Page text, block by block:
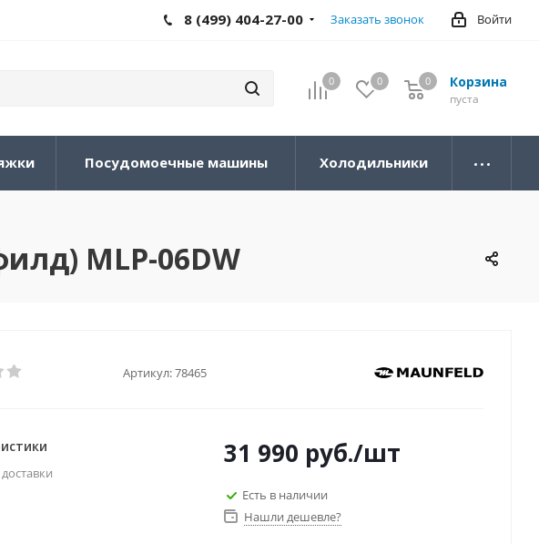
Войти
8 (499) 404-27-00 Заказать звонок
0 0 Корзина
0
пуста
0
Посудомоечные машины Холодильники
MLP-06DW
Артикул:78465
31 990 руб./шт
Есть в наличии
Нашли дешевле?